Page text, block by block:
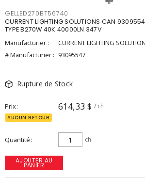
GELLED270BT56740
CURRENT LIGHTING SOLUTIONS CAN
TYPE B270W 40K 40000LN 347V
Manufacturier :
CURRENT LIGHTING
# Manufacturier : 93095547
Rupture de Stock
Prix 614,33 $ / ch
AUCUN RETOUR
Quantité ch
AJOUTER AU
PANIER